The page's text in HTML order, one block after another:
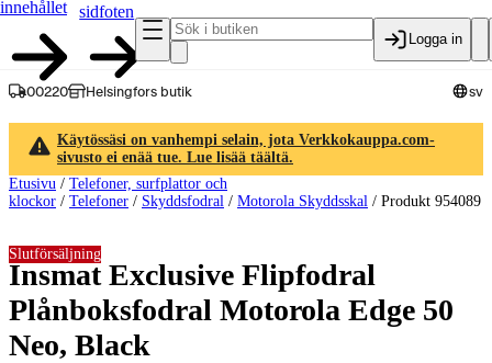
innehållet
sidfoten
Logga in
00220 Helsingfors butik sv
Käytössäsi on vanhempi selain, jota Verkkokauppa.com-
sivusto ei enää tue. Lue lisää täältä.
Etusivu / Telefoner, surfplattor och
klockor / Telefoner / Skyddsfodral / Motorola Skyddsskal / Produkt 954089
Insmat Exclusive Flipfodral
Plånboksfodral Motorola Edge 50
Neo, Black
Slutförsäljning